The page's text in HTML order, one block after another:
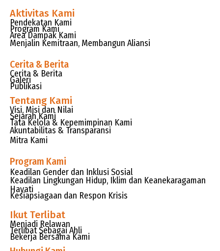
Aktivitas Kami
Pendekatan Kami
Program Kami
Area Dampak Kami
Menjalin Kemitraan, Membangun Aliansi
Cerita & Berita
Cerita & Berita
Galeri
Publikasi
Tentang Kami
Visi, Misi dan Nilai
Sejarah Kami
Tata Kelola & Kepemimpinan Kami
Akuntabilitas & Transparansi
Mitra Kami
Program Kami
Keadilan Gender dan Inklusi Sosial
Keadilan Lingkungan Hidup, Iklim dan Keanekaragaman
Hayati
Kesiapsiagaan dan Respon Krisis
Ikut Terlibat
Menjadi Relawan
Terlibat Sebagai Ahli
Bekerja Bersama Kami